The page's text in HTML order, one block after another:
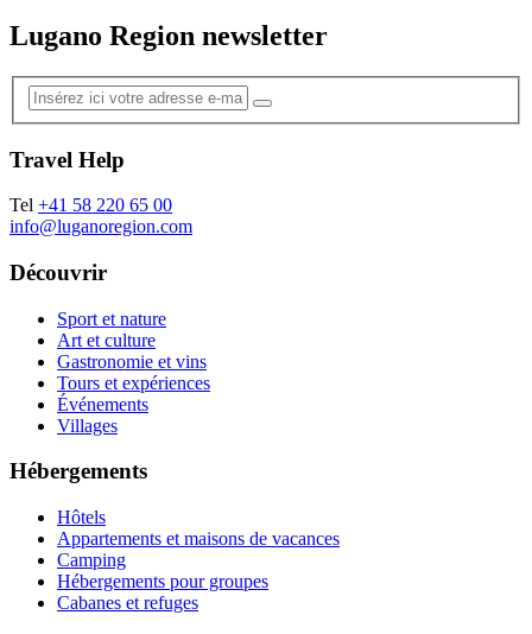
Lugano Region newsletter
Travel Help
Tel +41 58 220 65 00
info@luganoregion.com
Découvrir
Sport et nature
Art et culture
Gastronomie et vins
Tours et expériences
Événements
Villages
Hébergements
Hôtels
Appartements et maisons de vacances
Camping
Hébergements pour groupes
Cabanes et refuges